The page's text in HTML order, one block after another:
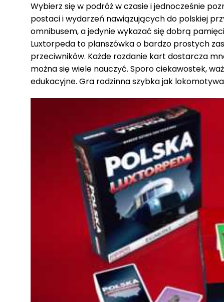
Wybierz się w podróż w czasie i jednocześnie
postaci i wydarzeń nawiązujących do polskiej
omnibusem, a jedynie wykazać się dobrą
Luxtorpeda to planszówka o bardzo prostych
przeciwników. Każde rozdanie kart dostarcza
można się wiele nauczyć. Sporo ciekawostek,
edukacyjne. Gra rodzinna szybka jak